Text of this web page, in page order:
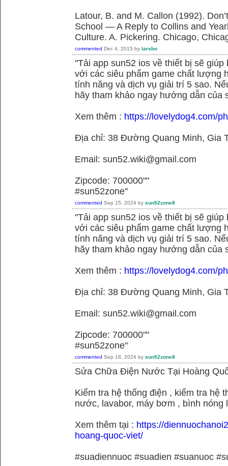
Latour, B. and M. Callon (1992).
School — A Reply to Collins and
Culture. A. Pickering. Chicago,
commented Dec 4, 2015 by larsbo
"Tải app sun52 ios về thiết bị sẽ
với các siêu phẩm game chất lượng
tính năng và dịch vụ giải trí 5 sao.
hãy tham khảo ngay hướng dẫn của
Xem thêm : https://lovelydog4.com/
Địa chỉ: 38 Đường Quang Minh, Gia
Email: sun52.wiki@gmail.com
Zipcode: 700000""
#sun52zone"
commented Sep 15, 2024 by sun52zone8
"Tải app sun52 ios về thiết bị sẽ
với các siêu phẩm game chất lượng
tính năng và dịch vụ giải trí 5 sao.
hãy tham khảo ngay hướng dẫn của
Xem thêm : https://lovelydog4.com/
Địa chỉ: 38 Đường Quang Minh, Gia
Email: sun52.wiki@gmail.com
Zipcode: 700000""
#sun52zone"
commented Sep 18, 2024 by sun52zone8
Sửa Chữa Điện Nước Tại Hoàng
Kiểm tra hệ thống điện , kiểm tra hệ
nước, lavabor, máy bơm , bình nóng
Xem thêm tại : https://
hoang-quoc-viet/
#suadiennuoc #suadien #suanuoc